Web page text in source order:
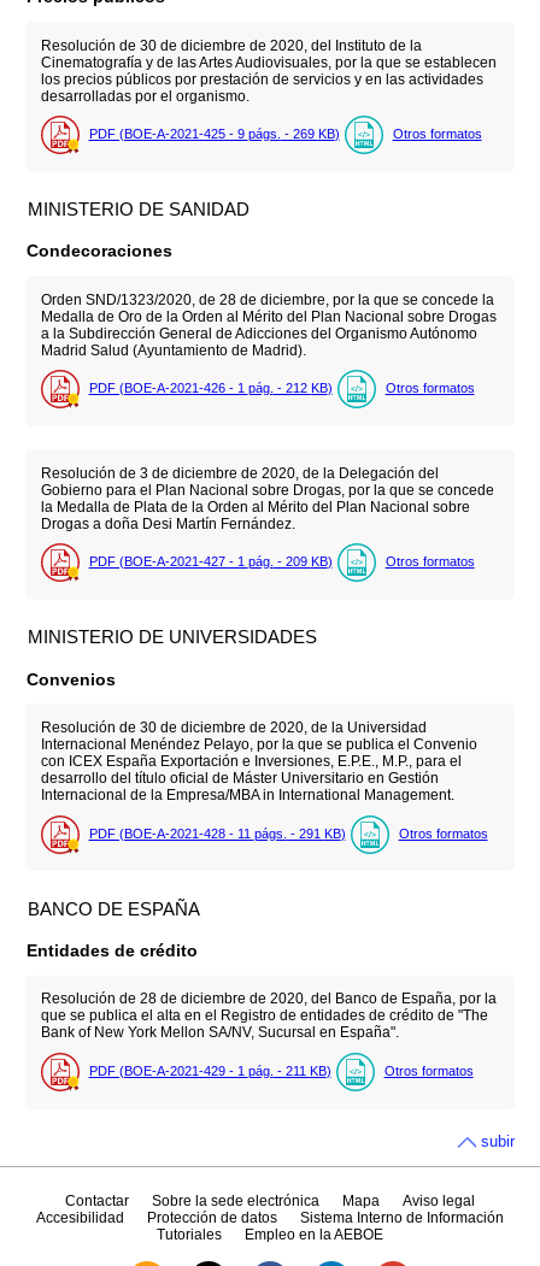
Resolución de 30 de diciembre de 2020, del Instituto de la
Cinematografía y de las Artes Audiovisuales, por la que se establecen
los precios públicos por prestación de servicios y en las actividades
desarrolladas por el organismo.
PDF (BOE-A-2021-425 - 9 págs. - 269 KB) Otros formatos
MINISTERIO DE SANIDAD
Condecoraciones
Orden SND/1323/2020, de 28 de diciembre, por la que se concede la
Medalla de Oro de la Orden al Mérito del Plan Nacional sobre Drogas
a la Subdirección General de Adicciones del Organismo Autónomo
Madrid Salud (Ayuntamiento de Madrid).
PDF (BOE-A-2021-426 - 1 pág. - 212 KB) Otros formatos
Resolución de 3 de diciembre de 2020, de la Delegación del
Gobierno para el Plan Nacional sobre Drogas, por la que se concede
la Medalla de Plata de la Orden al Mérito del Plan Nacional sobre
Drogas a doña Desi Martín Fernández.
PDF (BOE-A-2021-427 - 1 pág. - 209 KB) Otros formatos
MINISTERIO DE UNIVERSIDADES
Convenios
Resolución de 30 de diciembre de 2020, de la Universidad
Internacional Menéndez Pelayo, por la que se publica el Convenio
con ICEX España Exportación e Inversiones, E.P.E., M.P., para el
desarrollo del título oficial de Máster Universitario en Gestión
Internacional de la Empresa/MBA in International Management.
PDF (BOE-A-2021-428 - 11 págs. - 291 KB) Otros formatos
BANCO DE ESPAÑA
Entidades de crédito
Resolución de 28 de diciembre de 2020, del Banco de España, por la
que se publica el alta en el Registro de entidades de crédito de "The
Bank of New York Mellon SA/NV, Sucursal en España".
PDF (BOE-A-2021-429 - 1 pág. - 211 KB) Otros formatos
subir
Contactar Sobre la sede electrónica Mapa
Aviso legal
Accesibilidad
Protección de datos
Sistema Interno de Información
Tutoriales
Empleo en la AEBOE